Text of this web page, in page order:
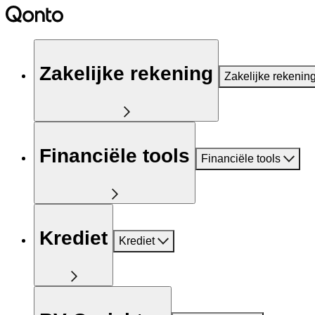
Zakelijke rekening Zakelijke
Financiële tools Financiële tools
Krediet Krediet